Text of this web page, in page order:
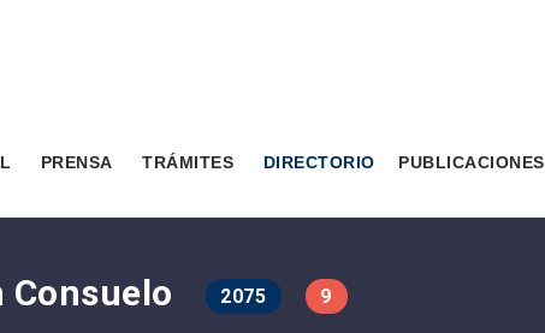
PRENSA TRÁMITES DIRECTORIO PUBLICACIONES
Consuelo 2075 9